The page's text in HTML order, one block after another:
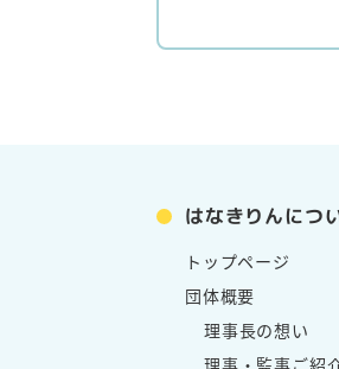
はなきりんにつ
トップページ
団体概要
理事長の想い
理事・監事ご紹